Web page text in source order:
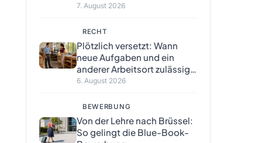
7. August 2026
RECHT
Plötzlich versetzt: Wann
neue Aufgaben und ein
anderer Arbeitsort zulässig
sind
6. August 2026
BEWERBUNG
Von der Lehre nach Brüssel:
So gelingt die Blue-Book-